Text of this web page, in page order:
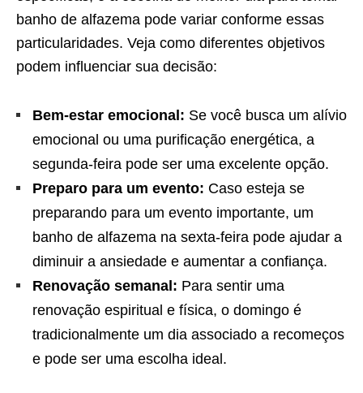
banho de alfazema pode variar conforme essas
particularidades. Veja como diferentes objetivos
podem influenciar sua decisão:
Bem-estar emocional: Se você busca um alívio
emocional ou uma purificação energética, a
segunda-feira pode ser uma excelente opção.
Preparo para um evento: Caso esteja se
preparando para um evento importante, um
banho de alfazema na sexta-feira pode ajudar a
diminuir a ansiedade e aumentar a confiança.
Renovação semanal: Para sentir uma
renovação espiritual e física, o domingo é
tradicionalmente um dia associado a recomeços
e pode ser uma escolha ideal.